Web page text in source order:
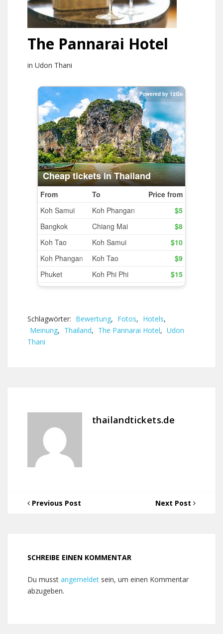
The Pannarai Hotel
in Udon Thani
Schlagwörter: Bewertung, Fotos, Hotels,
Meinung, Thailand, The Pannarai Hotel, Udon
Thani
thailandtickets.de
Previous Post Next Post
SCHREIBE EINEN KOMMENTAR
Du musst angemeldet sein, um einen Kommentar
abzugeben.